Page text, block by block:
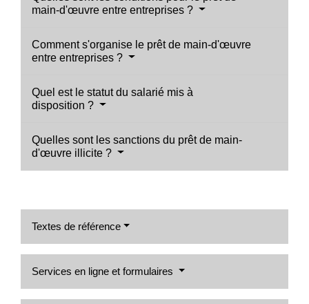
main-d'œuvre entre entreprises ?
Comment s'organise le prêt de main-d'œuvre
entre entreprises ?
Quel est le statut du salarié mis à
disposition ?
Quelles sont les sanctions du prêt de main-
d'œuvre illicite ?
Textes de référence
Services en ligne et formulaires